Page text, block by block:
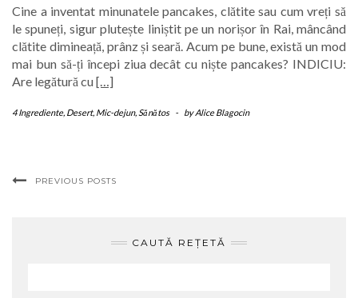
Cine a inventat minunatele pancakes, clătite sau cum vreți să
le spuneți, sigur plutește liniștit pe un norișor în Rai, mâncând
clătite dimineață, prânz și seară. Acum pe bune, există un mod
mai bun să-ți începi ziua decât cu niște pancakes? INDICIU:
Are legătură cu[…]
4 Ingrediente, Desert, Mic-dejun,Sănătos - byAlice Blagocin
PREVIOUS POSTS
CAUTĂ REȚETĂ